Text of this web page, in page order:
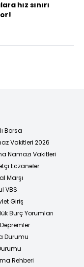
hız sınırı
Borsa
Vakitleri 2026
Namazı Vakitleri
Eczaneler
Marşı
VBS
Giriş
Burç Yorumları
Durumu
Rehberi